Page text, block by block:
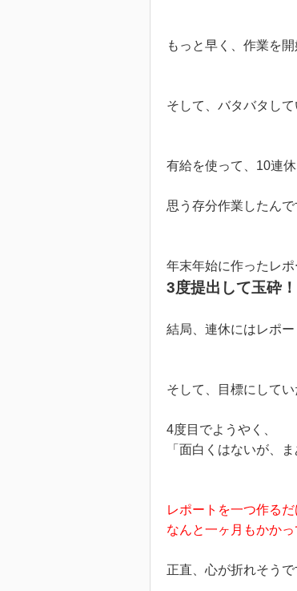
もっと早く、作業を
そして、バタバタして
有給を使って、10連
思う存分作業したんで
年末年始に作ったレポ
3度提出して玉砕！
結局、連休にはレポー
そして、目標にしてい
4度目でようやく、
「面白くはないが、
レポートを一つ作るだ
なんと一ヶ月もかかっ
正直、心が折れそうで